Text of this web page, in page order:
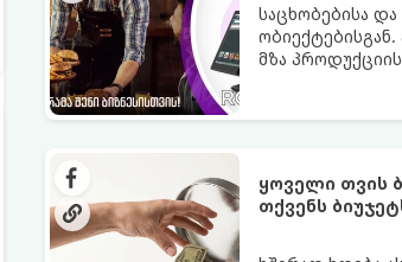
საცხობებისა
მზა
აწვდის
ყოველი ეტაპის
ყოველი თვის
თქვენს